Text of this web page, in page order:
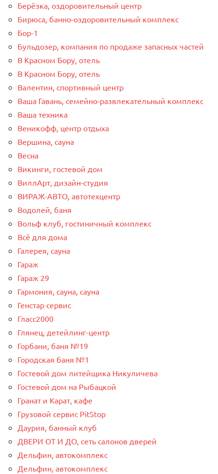
Берёзка, оздоровительный центр
Бирюса, банно-оздоровительный комплекс
Бор-1
Бульдозер, компания по продаже запасных частей
В Красном Бору, отель
В Красном Бору, отель
Валентин, спортивный центр
Ваша Гавань, семейно-развлекательный комплекс
Ваша техника
Веникофф, центр отдыха
Вершина, сауна
Весна
Викинги, гостевой дом
ВиллАрт, дизайн-студия
ВИРАЖ-АВТО, автотехцентр
Водолей, баня
Вольф клуб, гостиничный комплекс
Всё для дома
Галерея, сауна
Гараж
Гараж 29
Гармония, сауна, сауна
Генстар сервис
Гласс2000
Глянец, детейлинг-центр
Горбани, баня №19
Городская баня №1
Гостевой дом литейщика Никуличева
Гостевой дом на Рыбацкой
Гранат и Карат, кафе
Грузовой сервис PitStop
Даурия, банный клуб
ДВЕРИ ОТ И ДО, сеть салонов дверей
Дельфин, автокомплекс
Дельфин, автокомплекс